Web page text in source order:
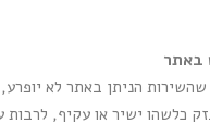
באתר
הניתן באתר לא
כלשהו ישיר או עקיף, לרבות